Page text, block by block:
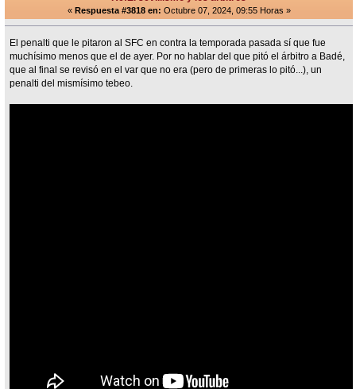
« Respuesta #3818 en: Octubre 07, 2024, 09:55 Horas »
El penalti que le pitaron al SFC en contra la temporada pasada sí que fue
muchísimo menos que el de ayer. Por no hablar del que pitó el árbitro a Badé,
que al final se revisó en el var que no era (pero de primeras lo pitó...), un
penalti del mismísimo tebeo.